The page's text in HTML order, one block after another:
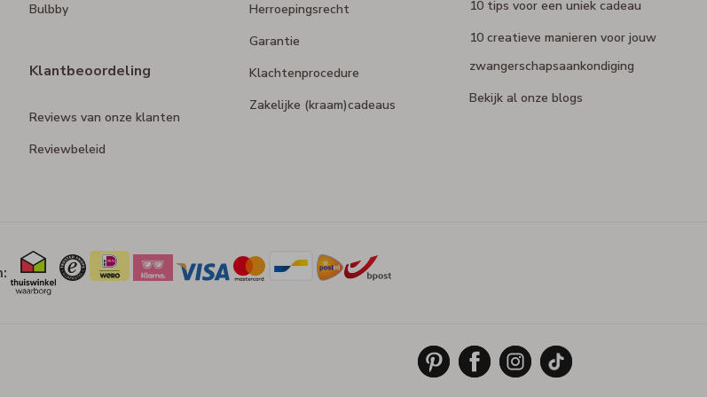
Bulbby
Klantbeoordeling
Reviews van onze klanten
Reviewbeleid
Herroepingsrecht
Garantie
Klachtenprocedure
Zakelijke (kraam)cadeaus
10 tips voor een uniek cadeau
10 creatieve manieren voor jouw
zwangerschapsaankondiging
Bekijk al onze blogs